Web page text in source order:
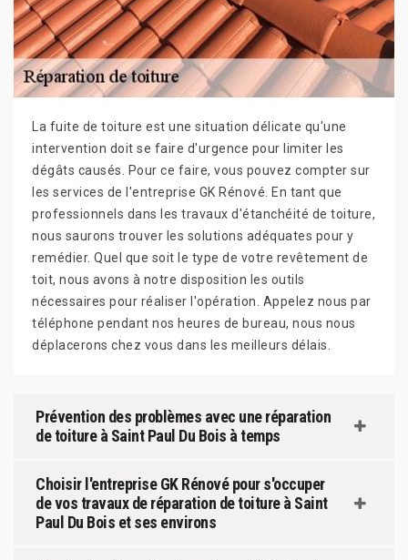
La fuite de toiture est une situation délicate qu'une
intervention doit se faire d'urgence pour limiter les
dégâts causés. Pour ce faire, vous pouvez compter sur
les services de l'entreprise GK Rénové. En tant que
professionnels dans les travaux d'étanchéité de toiture,
nous saurons trouver les solutions adéquates pour y
remédier. Quel que soit le type de votre revêtement de
toit, nous avons à notre disposition les outils
nécessaires pour réaliser l'opération. Appelez nous par
téléphone pendant nos heures de bureau, nous nous
déplacerons chez vous dans les meilleurs délais.
Prévention des problèmes avec une réparation
de toiture à Saint Paul Du Bois à temps
Choisir l'entreprise GK Rénové pour s'occuper
de vos travaux de réparation de toiture à Saint
Paul Du Bois et ses environs